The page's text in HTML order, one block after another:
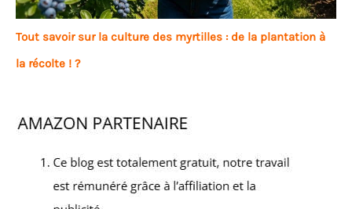
Tout savoir sur la culture des myrtilles : de la plantation à
la récolte ! ?